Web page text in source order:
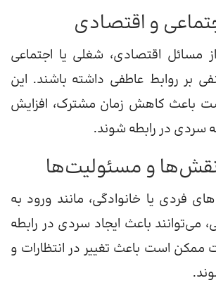
و اقتصادی
مسائل اقتصادی، شغلی یا اجتماعی
بر روابط عاطفی داشته باشند. این
باعث کاهش زمان مشترک، افزایش
سردی در رابطه شوند.
نقش‌ها و مسئولیت‌ها
فردی یا خانوادگی، مانند ورود به
می‌توانند باعث ایجاد سردی در رابطه
ممکن است باعث تغییر در انتظارات و